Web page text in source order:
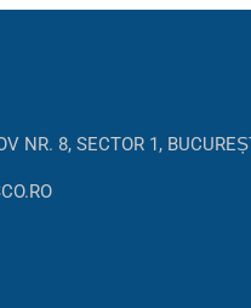
NR. 8, SECTOR 1,